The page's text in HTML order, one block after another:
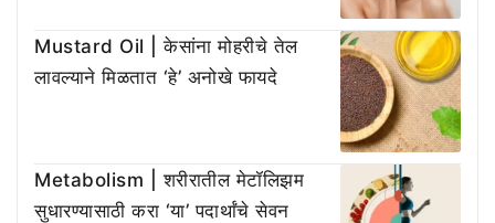
Mustard Oil | केसांना मोहरीचे तेल
लावल्याने मिळतात ‘हे’ अनोखे फायदे
Metabolism | शरीरातील मेटॉलिझम
सुधारण्यासाठी करा ‘या’ पदार्थांचे सेवन